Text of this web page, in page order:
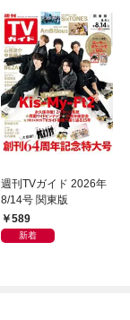
週刊TVガイド 2026年
8/14号 関東版
589
新着